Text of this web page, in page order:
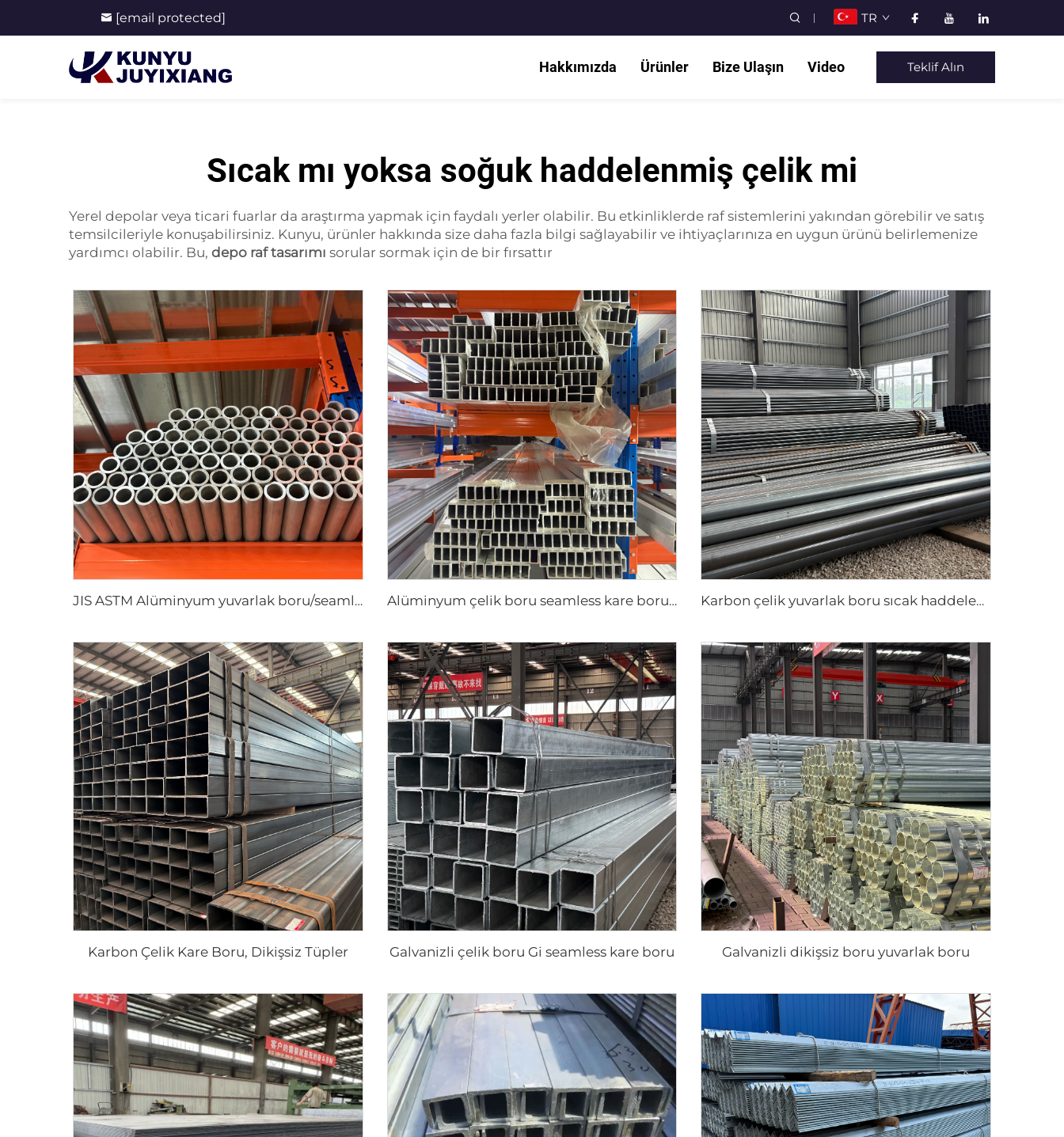
[email protected] TR
Hakkımızda Ürünler Bize Ulaşın Video Teklif Alın
Sıcak mı yoksa soğuk haddelenmiş çelik mi
Yerel depolar veya ticari fuarlar da araştırma yapmak için faydalı yerler olabilir. Bu etkinliklerde raf sistemlerini yakından görebilir ve satış
temsilcileriyle konuşabilirsiniz. Kunyu, ürünler hakkında size daha fazla bilgi sağlayabilir ve ihtiyaçlarınıza en uygun ürünü belirlemenize
yardımcı olabilir. Bu, depo raf tasarımı sorular sormak için de bir fırsattır
JIS ASTM Alüminyum yuvarlak boru/seamless boru Alüminyum çelik boru seamless kare borular Karbon çelik yuvarlak boru sıcak haddeleme siyah boru ASTM AISI
Karbon Çelik Kare Boru, Dikişsiz Tüpler Galvanizli çelik boru Gi seamless kare boru Galvanizli dikişsiz boru yuvarlak boru